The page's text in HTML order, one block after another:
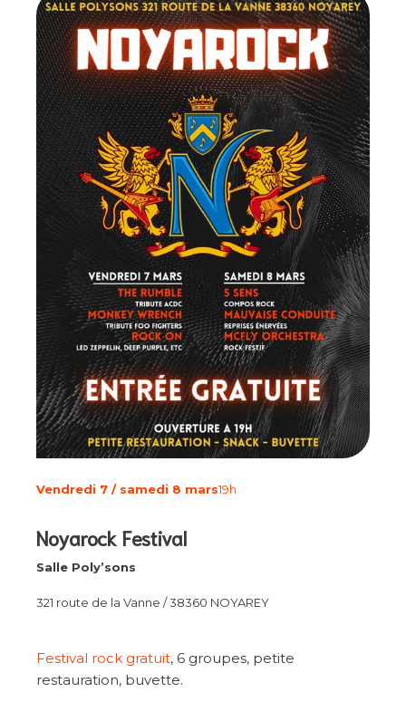
Vendredi 7 / samedi 8 mars19h
Noyarock Festival
Salle Poly’sons
321 route de la Vanne / 38360 NOYAREY
Festival rock gratuit, 6 groupes, petite
restauration, buvette.